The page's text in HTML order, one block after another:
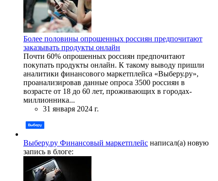
Более половины опрошенных россиян предпочитают
заказывать продукты онлайн
Почти 60% опрошенных россиян предпочитают
покупать продукты онлайн. К такому выводу пришли
аналитики финансового маркетплейса «Выберу.ру»,
проанализировав данные опроса 3500 россиян в
возрасте от 18 до 60 лет, проживающих в городах-
миллионника...
31 января 2024 г.
Выберу.ру Финансовый маркетплейс написал(а) новую
запись в блоге: